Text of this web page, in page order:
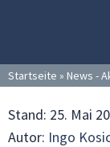
Startseite » News -
Stand: 25. Mai
Autor: Ingo